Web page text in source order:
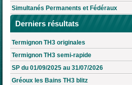
Simultanés Permanents et Fédéraux
Derniers résultats
Termignon TH3 originales
Termignon TH3 semi-rapide
SP du 01/09/2025 au 31/07/2026
Gréoux les Bains TH3 blitz